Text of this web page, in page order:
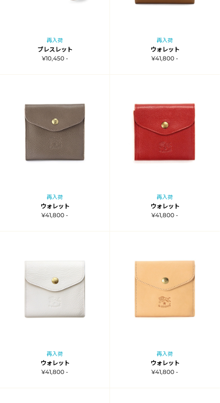
再入荷
ブレスレット
¥10,450 -
再入荷
ウォレット
¥41,800 -
再入荷
ウォレット
¥41,800 -
再入荷
ウォレット
¥41,800 -
再入荷
ウォレット
¥41,800 -
再入荷
ウォレット
¥41,800 -